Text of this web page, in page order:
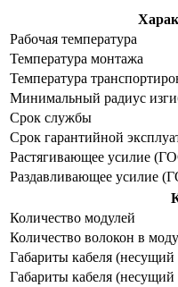
Рабочая температура
Температура монтажа
Температура
Минимальный радиус
Срок службы
Срок гарантийной
Растягивающее усилие
Раздавливающее усилие
Количество модулей
Количество волокон в
Габариты кабеля (несущий
Габариты кабеля